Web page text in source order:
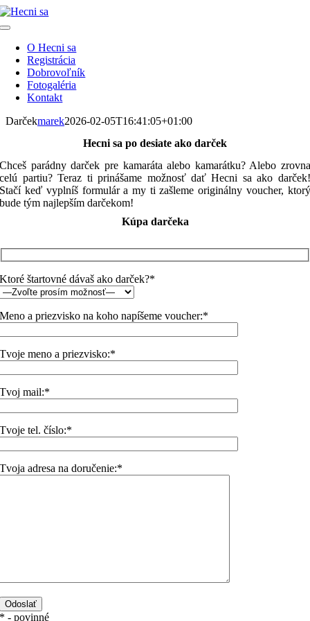
Skip
to
Toggle
NavigationO Hecni sa
Registrácia
Dobrovoľník
Fotogaléria
Kontakt
Darčekmarek2026-02-05T16:41:05+01:00
Hecni sa po desiate ako darček
Chceš parádny darček pre kamaráta alebo kamarátku? Alebo zrovna
celú partiu? Teraz ti prinášame možnosť dať Hecni sa ako darček!
Stačí keď vyplníš formulár a my ti zašleme originálny voucher, ktorý
bude tým najlepším darčekom!
Kúpa darčeka
Ktoré štartovné dávaš ako darček?*
Meno a priezvisko na koho napíšeme voucher:*
Tvoje meno a priezvisko:*
Tvoj mail:*
Tvoje tel. číslo:*
Tvoja adresa na doručenie:*
* - povinné